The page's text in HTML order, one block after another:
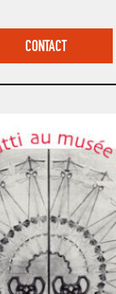
CONTACT